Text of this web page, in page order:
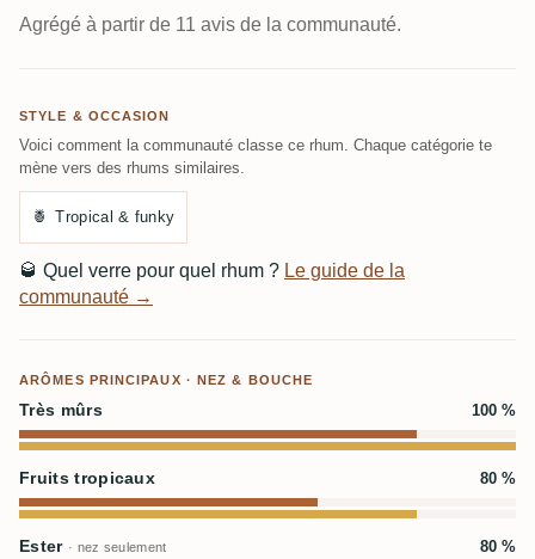
Agrégé à partir de 11 avis de la communauté.
STYLE & OCCASION
Voici comment la communauté classe ce rhum. Chaque catégorie te
mène vers des rhums similaires.
🍍 Tropical & funky
🥃 Quel verre pour quel rhum ? Le guide de la
communauté →
ARÔMES PRINCIPAUX · NEZ & BOUCHE
Très mûrs 100 %
Fruits tropicaux 80 %
Ester · nez seulement 80 %